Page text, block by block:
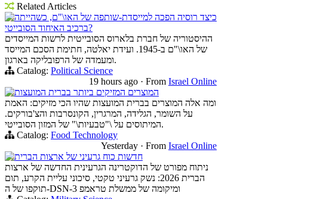
Related Articles
כיצד רוסיה הפכה למייסדת-שותפה של האו\"ם, כשהייתה
ברכיב האיחוד הסובייטי?
ההיסטוריה של חברת בלארוס הסובייטית לרשות המייסדים
של האו\"ם ב-1945. ועידת יאלטה, חתימת הסכם המייסד
ומעמדה של הרפובליקה בארגון.
Catalog: Political Science
19 hours ago · From Israel Online
המוצרים המזיקים ביותר בברית המועצות
ומה אלה המוצרים בברית המועצות שהיו הכי מזיקים: האמת
על השומר, הגלידה, המרגרין, הקונסרבות והצ'בורקים.
המיתוסים על \"טבעיות\" של המזון הסובייטי.
Catalog: Food Technology
Yesterday · From Israel Online
חדשות כוח גרעיני של ארצות הברית
ניתוח מפורט של הדוקטרינה הגרעינית החדשה של ארצות
הברית 2026: נשק גרעיני טקטי, סיכוני עליית הקרע, תום
תוקפו של ה-DSN-3 ומיקומה של ממשלת טראמפ